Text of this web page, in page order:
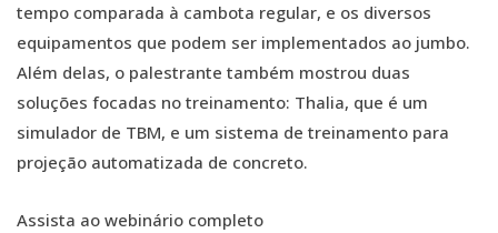
tempo comparada à cambota regular, e os diversos
equipamentos que podem ser implementados ao jumbo.
Além delas, o palestrante também mostrou duas
soluções focadas no treinamento: Thalia, que é um
simulador de TBM, e um sistema de treinamento para
projeção automatizada de concreto.
Assista ao webinário completo